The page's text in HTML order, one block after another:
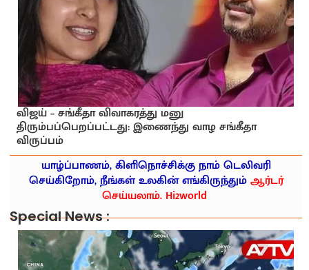
விஜய் – சங்கீதா விவாகரத்து மனு
திரும்பப்பெறப்பட்டது: இணைந்து வாழ சங்கீதா
விருப்பம்
யாழ்ப்பாணம், கிளிநொச்சிக்கு நாம் டெலிவரி
செய்கிறோம், நீங்கள் உலகின் எங்கிருந்தும்ஆர்டர்
செய்யலாம். Hi2world
Special News :